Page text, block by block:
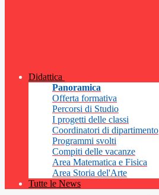
Didattica
Panoramica
Offerta formativa
Percorsi di Studio
I progetti delle classi
Coordinatori di dipartimento
Programmi svolti
Compiti delle vacanze
Area Matematica e Fisica
Area Storia del'Arte
Tutte le News